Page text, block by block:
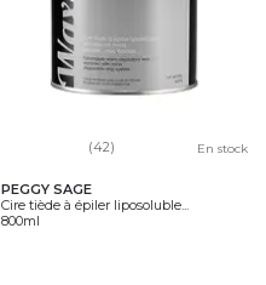
(42) En stock
PEGGY SAGE
Cire tiède à épiler liposoluble...
800ml